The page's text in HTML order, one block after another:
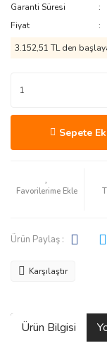
Garanti Süresi
Fiyat
3.152,51 TL den
Sepete
Ürün Paylaş :
Karşılaştır
Ürün Bilgisi